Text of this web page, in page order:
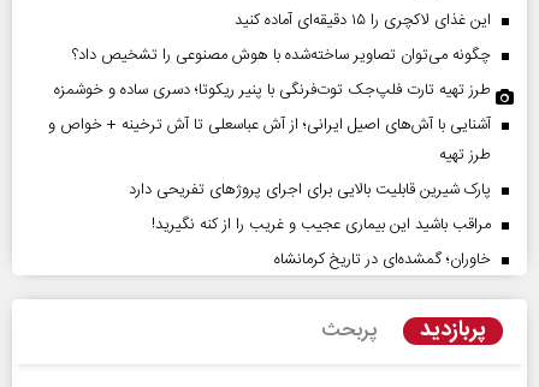
این غذای لاکچری را ۱۵ دقیقه‌ای آماده کنید
چگونه می‌توان تصاویر ساخته‌شده با هوش مصنوعی را تشخیص داد؟
طرز تهیه تارت فلپ‌جک توت‌فرنگی با پنیر ریکوتا؛ دسری ساده و خوشمزه
آشنایی با آش‌های اصیل ایرانی؛ از آش عباسعلی تا آش ترخینه + خواص و
طرز تهیه
پارک شیرین قابلیت‌ بالایی برای اجرای پروژهای تفریحی دارد
مراقب باشید این بیماری عجیب و غریب را از کنه نگیرید!
خاوران؛ گمشده‌ای در تاریخ کرمانشاه
پربازدید پربحث